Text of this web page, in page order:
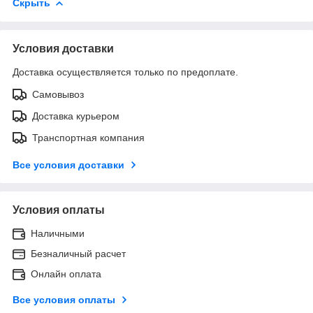
Скрыть
Условия доставки
Доставка осуществляется только по предоплате.
Самовывоз
Доставка курьером
Транспортная компания
Все условия доставки
Условия оплаты
Наличными
Безналичный расчет
Онлайн оплата
Все условия оплаты